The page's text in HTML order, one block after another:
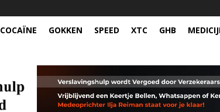
COCAÏNE GOKKEN SPEED XTC GHB